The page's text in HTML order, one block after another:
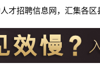
才招聘信息网，汇集各